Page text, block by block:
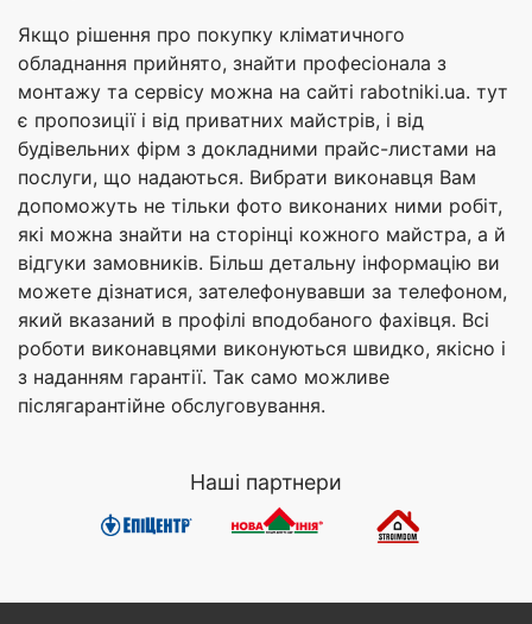
Якщо рішення про покупку кліматичного
обладнання прийнято, знайти професіонала з
монтажу та сервісу можна на сайті rabotniki.ua. тут
є пропозиції і від приватних майстрів, і від
будівельних фірм з докладними прайс-листами на
послуги, що надаються. Вибрати виконавця Вам
допоможуть не тільки фото виконаних ними робіт,
які можна знайти на сторінці кожного майстра, а й
відгуки замовників. Більш детальну інформацію ви
можете дізнатися, зателефонувавши за телефоном,
який вказаний в профілі вподобаного фахівця. Всі
роботи виконавцями виконуються швидко, якісно і
з наданням гарантії. Так само можливе
післягарантійне обслуговування.
Наші партнери